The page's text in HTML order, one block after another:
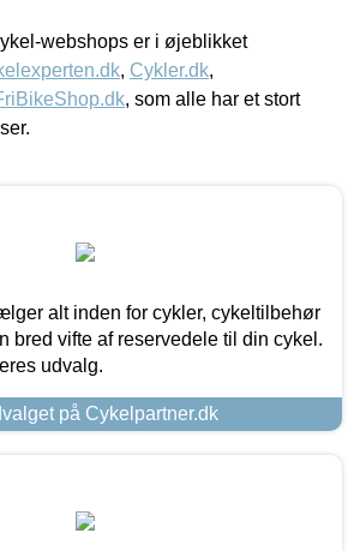
webshops er i øjeblikket
, Cykler.dk,
, som alle har et stort
alt inden for cykler, cykeltilbehør
bred vifte af reservedele til din cykel.
udvalg.
på Cykelpartner.dk